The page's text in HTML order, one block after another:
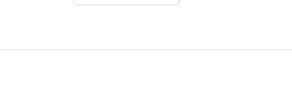
청각이 예민해 진다거나 눈이 감기지 않는 증상이